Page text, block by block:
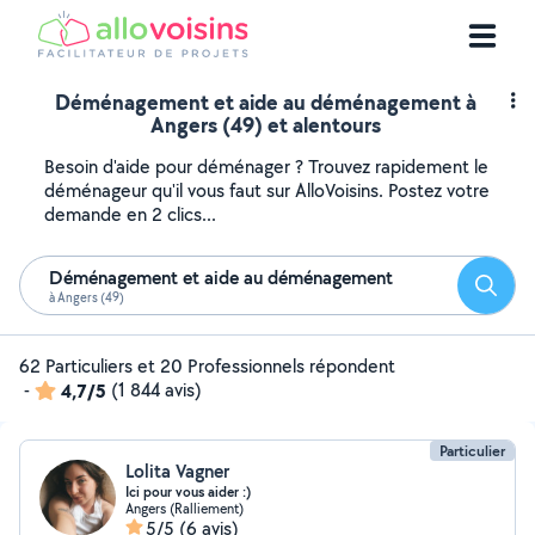
Déménagement et aide au déménagement à
Angers (49) et alentours
Besoin d'aide pour déménager ? Trouvez rapidement le
déménageur qu'il vous faut sur AlloVoisins. Postez votre
demande en 2 clics...
Déménagement et aide au déménagement
à Angers (49)
62 Particuliers et 20 Professionnels répondent
-
4,7/5 (1 844 avis)
Particulier
Lolita Vagner
Ici pour vous aider :)
Angers (Ralliement)
5/5 (6 avis)